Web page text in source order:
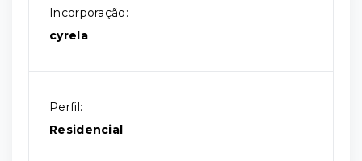
Incorporação:
cyrela
Perfil:
Residencial